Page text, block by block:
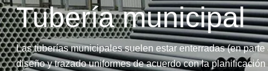
Tubería municipal
Las tuberías municipales suelen estar enterradas (en
diseño y trazado uniformes de acuerdo con la